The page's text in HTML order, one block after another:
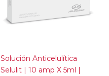
Solución Anticelulítica
Selulit | 10 amp X 5ml |